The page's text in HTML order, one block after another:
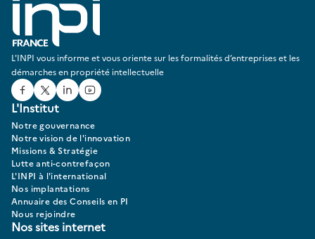
L'INPI vous informe et vous oriente sur les formalités d’entreprises et les
démarches en propriété intellectuelle
Facebook
TwitterLinked In
Youtube
L'Institut
Notre gouvernance
Notre vision de l'innovation
Missions & Stratégie
Lutte anti-contrefaçon
L'INPI à l'international
Nos implantations
Annuaire des Conseils en PI
Nous rejoindre
Nos sites internet